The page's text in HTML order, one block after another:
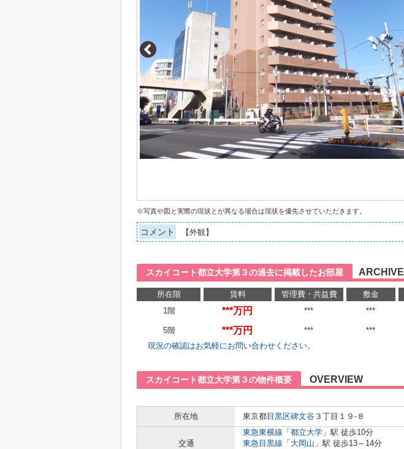
※写真や図と実際の現状とが異なる場合は現状を優先させていただきます。
コメント 【外観】
スカイコート都立大学第３の過去に掲載したお部屋 ARCHIVE
所在階 賃料 管理費・共益費 敷金
1階
***万円 *** ***
5階 ***万円 *** ***
現況の確認はお気軽にお問い合わせください。
スカイコート都立大学第３の物件概要 OVERVIEW
所在地
東京都目黒区碑文谷 ３丁目１９-８
交通
東急東横線 「 都立大学 」駅 徒歩10分
東急目黒線 「 大岡山 」駅 徒歩13～14分